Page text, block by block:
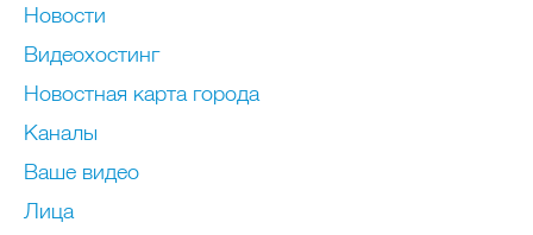
Новости
Видеохостинг
Новостная карта города
Каналы
Ваше видео
Лица